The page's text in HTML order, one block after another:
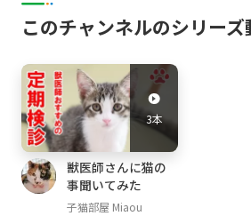
さら Sala (キジトラ Brown Tabby ; April, 202
るい Louis (黒白ハチワレ Bicolor(Tuxedo) ; A
pril, 2020-)
[猫部屋]
みけ Mi-ke (三毛猫 calico, female ♀; May, 201
4- )
くろ Kuro (黒猫 black, male ♂; October, 2014
このチャンネルのシリーズ
3本
獣医師さんに猫の
事聞いてみた
子猫部屋 Miaou